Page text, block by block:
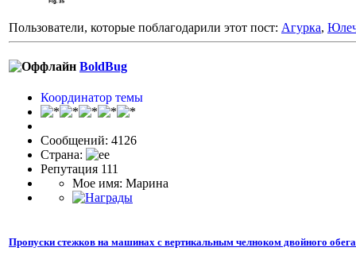
Пользователи, которые поблагодарили этот пост: Агурка,
BoldBug
Координатор темы
Сообщений: 4126
Страна:
Репутация 111
Мое имя: Марина
Пропуски стежков на машинах с вертикальным челноком двойного